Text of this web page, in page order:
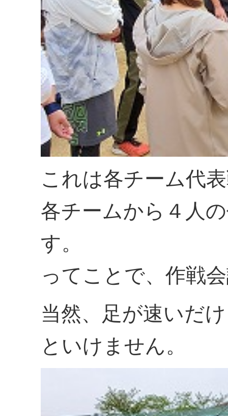
これは各チーム代
各チームから４人
す。
ってことで、作戦
当然、足が速いだ
といけません。